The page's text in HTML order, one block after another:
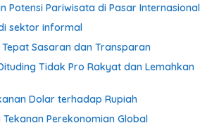
Potensi Pariwisata di Pasar Internasional
sektor informal
Tepat Sasaran dan Transparan
Tidak Pro Rakyat dan Lemahkan
Dolar terhadap Rupiah
Perekonomian Global